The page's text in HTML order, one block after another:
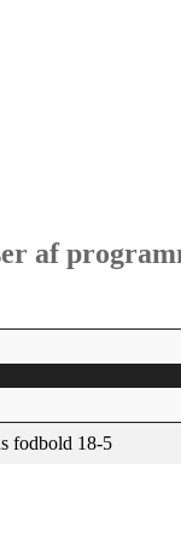
af
fodbold 18-5